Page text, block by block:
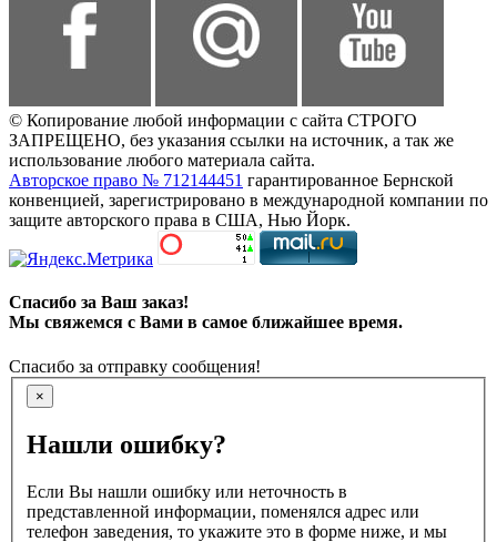
© Копирование любой информации с сайта СТРОГО
ЗАПРЕЩЕНО, без указания ссылки на источник, а так же
использование любого материала сайта.
Авторское право № 712144451 гарантированное Бернской
конвенцией, зарегистрировано в международной компании по
защите авторского права в США, Нью Йорк.
Спасибо за Ваш заказ!
Мы свяжемся с Вами в самое ближайшее время.
Спасибо за отправку сообщения!
×
Нашли ошибку?
Если Вы нашли ошибку или неточность в
представленной информации, поменялся адрес или
телефон заведения, то укажите это в форме ниже, и мы